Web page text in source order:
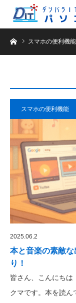
ホームスマホの便利機能
スマホの便利機能
2025.06.2
本と音楽の素敵
り！
皆さん、こんにちは
クマです。本を読ん